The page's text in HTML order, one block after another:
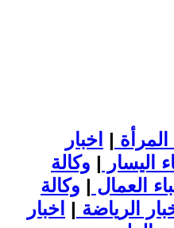
المرأة | اخبار
اليسار | وكالة
العمال | وكالة
الرياضة | اخبار